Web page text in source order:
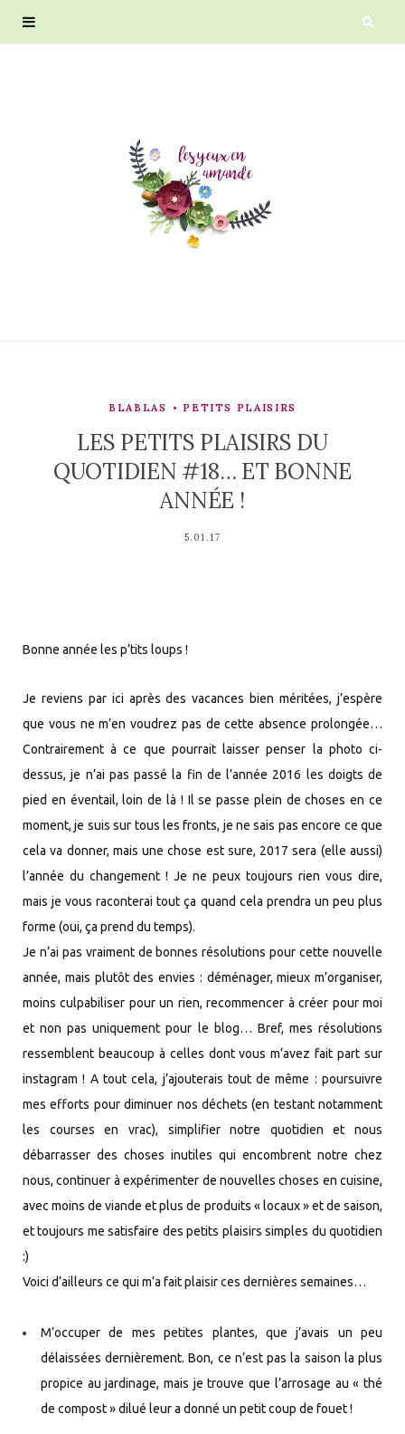
BLABLAS PETITS PLAISIRS
LES PETITS PLAISIRS DU
QUOTIDIEN #18… ET BONNE
ANNÉE !
5.01.17
Bonne année les p’tits loups !
Je reviens par ici après des vacances bien méritées, j’espère
que vous ne m’en voudrez pas de cette absence prolongée…
Contrairement à ce que pourrait laisser penser la photo ci-
dessus, je n’ai pas passé la fin de l’année 2016 les doigts de
pied en éventail, loin de là ! Il se passe plein de choses en ce
moment, je suis sur tous les fronts, je ne sais pas encore ce que
cela va donner, mais une chose est sure, 2017 sera (elle aussi)
l’année du changement ! Je ne peux toujours rien vous dire,
mais je vous raconterai tout ça quand cela prendra un peu plus
forme (oui, ça prend du temps).
Je n’ai pas vraiment de bonnes résolutions pour cette nouvelle
année, mais plutôt des envies : déménager, mieux m’organiser,
moins culpabiliser pour un rien, recommencer à créer pour moi
et non pas uniquement pour le blog… Bref, mes résolutions
ressemblent beaucoup à celles dont vous m’avez fait part sur
instagram ! A tout cela, j’ajouterais tout de même : poursuivre
mes efforts pour diminuer nos déchets (en testant notamment
les courses en vrac), simplifier notre quotidien et nous
débarrasser des choses inutiles qui encombrent notre chez
nous, continuer à expérimenter de nouvelles choses en cuisine,
avec moins de viande et plus de produits « locaux » et de saison,
et toujours me satisfaire des petits plaisirs simples du quotidien
:)
Voici d’ailleurs ce qui m’a fait plaisir ces dernières semaines…
M’occuper de mes petites plantes, que j’avais un peu
délaissées dernièrement. Bon, ce n’est pas la saison la plus
propice au jardinage, mais je trouve que l’arrosage au « thé
de compost » dilué leur a donné un petit coup de fouet !